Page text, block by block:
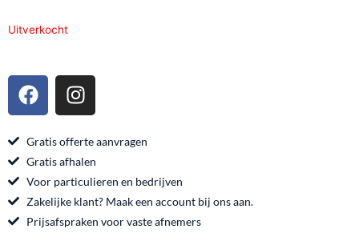
Uitverkocht
F
a
e
b
o
o
k
I
n
t
a
g
r
a
Gratis offerte aanvragen
Gratis afhalen
Voor particulieren en bedrijven
Zakelijke klant? Maak een account bij ons aan.
Prijsafspraken voor vaste afnemers